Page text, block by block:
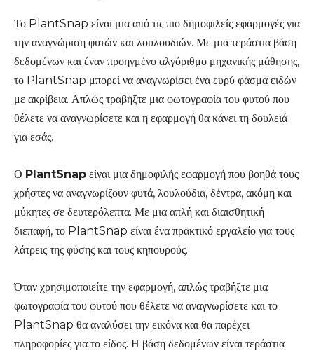
Το PlantSnap είναι μια από τις πιο δημοφιλείς εφαρμογές για
την αναγνώριση φυτών και λουλουδιών. Με μια τεράστια βάση
δεδομένων και έναν προηγμένο αλγόριθμο μηχανικής μάθησης,
το PlantSnap μπορεί να αναγνωρίσει ένα ευρύ φάσμα ειδών
με ακρίβεια. Απλώς τραβήξτε μια φωτογραφία του φυτού που
θέλετε να αναγνωρίσετε και η εφαρμογή θα κάνει τη δουλειά
για εσάς.
Ο PlantSnap είναι μια δημοφιλής εφαρμογή που βοηθά τους
χρήστες να αναγνωρίζουν φυτά, λουλούδια, δέντρα, ακόμη και
μύκητες σε δευτερόλεπτα. Με μια απλή και διαισθητική
διεπαφή, το PlantSnap είναι ένα πρακτικό εργαλείο για τους
λάτρεις της φύσης και τους κηπουρούς.
Όταν χρησιμοποιείτε την εφαρμογή, απλώς τραβήξτε μια
φωτογραφία του φυτού που θέλετε να αναγνωρίσετε και το
PlantSnap θα αναλύσει την εικόνα και θα παρέχει
πληροφορίες για το είδος. Η βάση δεδομένων είναι τεράστια